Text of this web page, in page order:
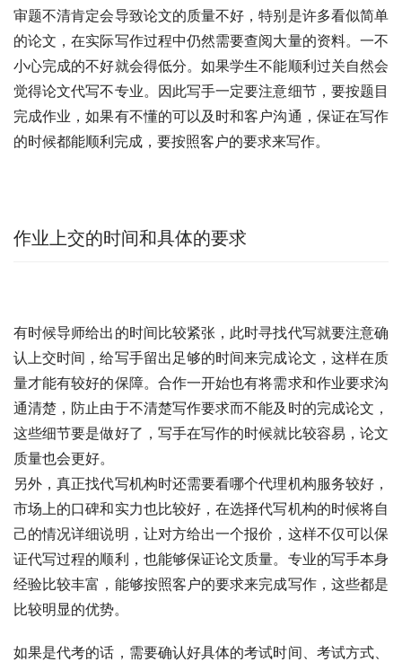
审题不清肯定会导致论文的质量不好，特别是许多看似简单
的论文，在实际写作过程中仍然需要查阅大量的资料。一不
小心完成的不好就会得低分。如果学生不能顺利过关自然会
觉得论文代写不专业。因此写手一定要注意细节，要按题目
完成作业，如果有不懂的可以及时和客户沟通，保证在写作
的时候都能顺利完成，要按照客户的要求来写作。
作业上交的时间和具体的要求
有时候导师给出的时间比较紧张，此时寻找代写就要注意确
认上交时间，给写手留出足够的时间来完成论文，这样在质
量才能有较好的保障。合作一开始也有将需求和作业要求沟
通清楚，防止由于不清楚写作要求而不能及时的完成论文，
这些细节要是做好了，写手在写作的时候就比较容易，论文
质量也会更好。
另外，真正找代写机构时还需要看哪个代理机构服务较好，
市场上的口碑和实力也比较好，在选择代写机构的时候将自
己的情况详细说明，让对方给出一个报价，这样不仅可以保
证代写过程的顺利，也能够保证论文质量。专业的写手本身
经验比较丰富，能够按照客户的要求来完成写作，这些都是
比较明显的优势。
如果是代考的话，需要确认好具体的考试时间、考试方式、